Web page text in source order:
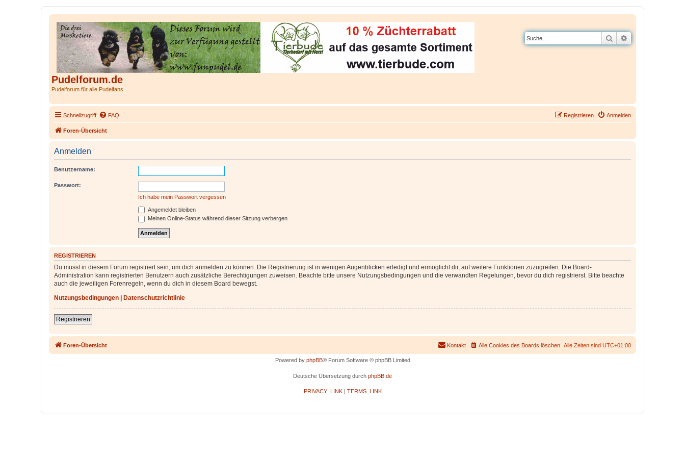
Pudelforum.de
Pudelforum für alle Pudelfans
Suche
Schnellzugriff FAQ Anmelden
Registrieren
Foren-Übersicht
Anmelden
Benutzername:
Passwort:
Ich habe mein Passwort vergessen
Angemeldet bleiben
Meinen Online-Status während dieser Sitzung verbergen
REGISTRIEREN
Du musst in diesem Forum registriert sein, um dich anmelden zu können. Die Registrierung ist in wenigen Augenblicken erledigt und ermöglicht dir, auf weitere Funktionen zuzugreifen. Die Board-
Administration kann registrierten Benutzern auch zusätzliche Berechtigungen zuweisen. Beachte bitte unsere Nutzungsbedingungen und die verwandten Regelungen, bevor du dich registrierst. Bitte beachte
auch die jeweiligen Forenregeln, wenn du dich in diesem Board bewegst.
Nutzungsbedingungen
Datenschutzrichtlinie
Registrieren
Foren-Übersicht Alle Zeiten sind UTC+01:00
Alle Cookies des Boards löschen
Kontakt
Powered by phpBB® Forum Software © phpBB Limited
Deutsche Übersetzung durch phpBB.de
PRIVACY_LINK| TERMS_LINK